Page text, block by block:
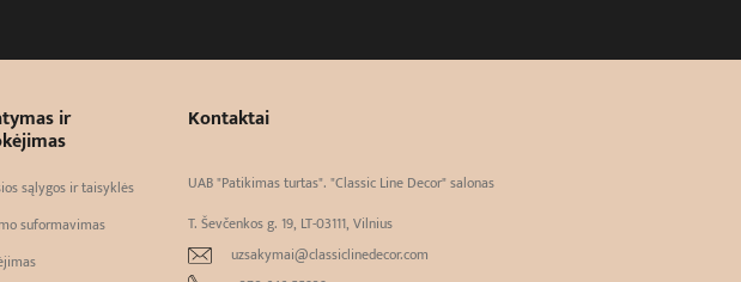
ir
sąlygos ir taisyklės
suformavimas
Kontaktai
UAB "Patikimas turtas". "Classic Line Decor" salonas
T. Ševčenkos g. 19, LT-03111, Vilnius
uzsakymai@classiclinedecor.com